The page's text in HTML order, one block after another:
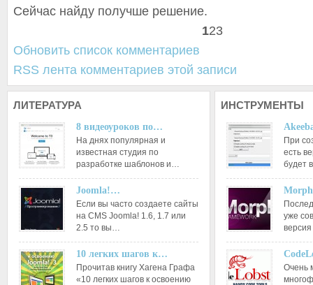
Сейчас найду получше решение.
123
Обновить список комментариев
RSS лента комментариев этой записи
ЛИТЕРАТУРА
8 видеоуроков по…
На днях популярная и
известная студия по
разработке шаблонов и…
Joomla!…
Если вы часто создаете сайты
на CMS Joomla! 1.6, 1.7 или
2.5 то вы…
10 легких шагов к…
Прочитав книгу Хагена Графа
«10 легких шагов к освоению
ИНСТРУМЕНТЫ
При
есть
будет
уже
Очень